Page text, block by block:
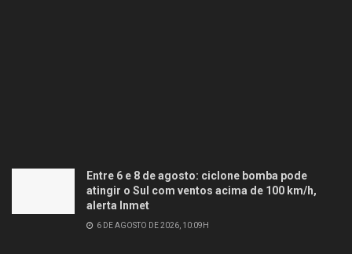
Entre 6 e 8 de agosto: ciclone bomba pode
atingir o Sul com ventos acima de 100 km/h,
alerta Inmet
6 DE AGOSTO DE 2026, 10:09H